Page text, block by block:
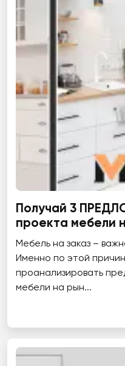
Получай 3
проекта мебели
Мебель на заказ –
Именно по этой
проанализировать
мебели на рын...